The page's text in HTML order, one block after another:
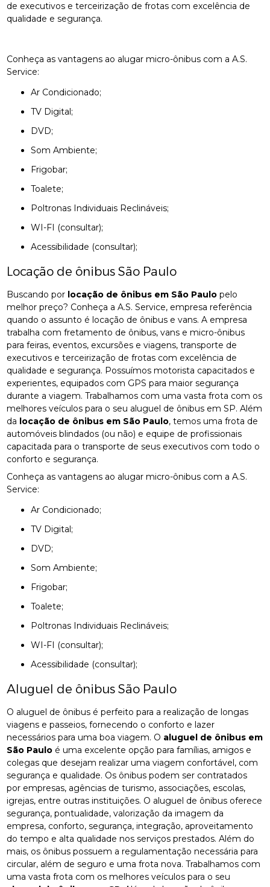
de executivos e terceirização de frotas com excelência de
qualidade e segurança.
Conheça as vantagens ao alugar micro-ônibus com a A.S.
Service:
Ar Condicionado;
TV Digital;
DVD;
Som Ambiente;
Frigobar;
Toalete;
Poltronas Individuais Reclináveis;
WI-FI (consultar);
Acessibilidade (consultar);
Locação de ônibus São Paulo
Buscando por locação de ônibus em São Paulo pelo
melhor preço? Conheça a A.S. Service, empresa referência
quando o assunto é locação de ônibus e vans. A empresa
trabalha com fretamento de ônibus, vans e micro-ônibus
para feiras, eventos, excursões e viagens, transporte de
executivos e terceirização de frotas com excelência de
qualidade e segurança. Possuímos motorista capacitados e
experientes, equipados com GPS para maior segurança
durante a viagem. Trabalhamos com uma vasta frota com os
melhores veículos para o seu aluguel de ônibus em SP. Além
da locação de ônibus em São Paulo, temos uma frota de
automóveis blindados (ou não) e equipe de profissionais
capacitada para o transporte de seus executivos com todo o
conforto e segurança.
Conheça as vantagens ao alugar micro-ônibus com a A.S.
Service:
Ar Condicionado;
TV Digital;
DVD;
Som Ambiente;
Frigobar;
Toalete;
Poltronas Individuais Reclináveis;
WI-FI (consultar);
Acessibilidade (consultar);
Aluguel de ônibus São Paulo
O aluguel de ônibus é perfeito para a realização de longas
viagens e passeios, fornecendo o conforto e lazer
necessários para uma boa viagem. O aluguel de ônibus em
São Paulo é uma excelente opção para famílias, amigos e
colegas que desejam realizar uma viagem confortável, com
segurança e qualidade. Os ônibus podem ser contratados
por empresas, agências de turismo, associações, escolas,
igrejas, entre outras instituições. O aluguel de ônibus oferece
segurança, pontualidade, valorização da imagem da
empresa, conforto, segurança, integração, aproveitamento
do tempo e alta qualidade nos serviços prestados. Além do
mais, os ônibus possuem a regulamentação necessária para
circular, além de seguro e uma frota nova. Trabalhamos com
uma vasta frota com os melhores veículos para o seu